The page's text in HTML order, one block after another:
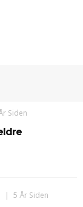
Siden
5 År Siden